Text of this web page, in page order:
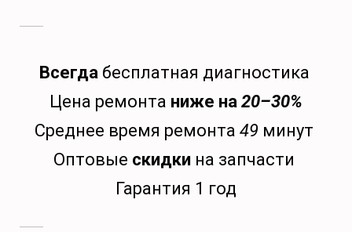
Всегдабесплатная диагностика
Цена ремонта ниже на 20–30%
Среднее время ремонта 49 минут
Оптовые скидки на запчасти
Гарантия 1 год